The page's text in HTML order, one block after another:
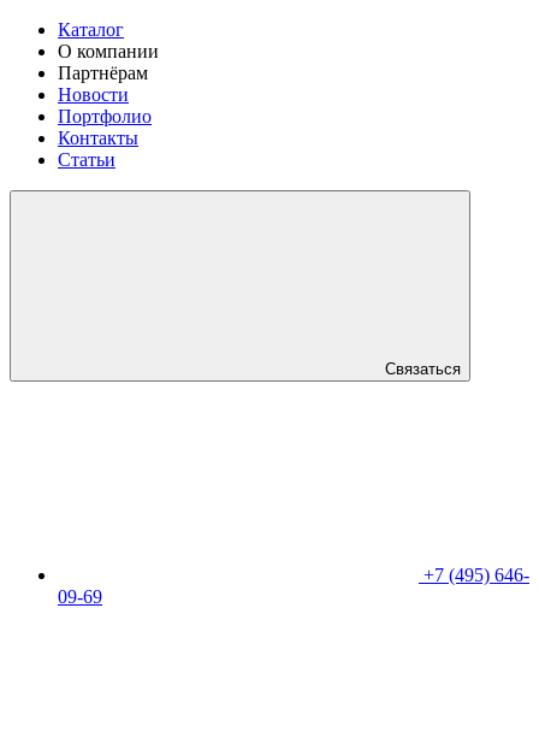
Каталог
О компании
Партнёрам
Новости
Портфолио
Контакты
Статьи
Связаться
+7 (495) 646-
09-69